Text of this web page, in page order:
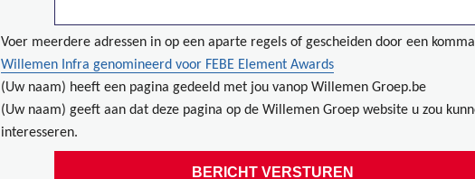
Voer meerdere adressen in op een aparte regels of gescheiden door een
Willemen Infra genomineerd voor FEBE Element Awards
(Uw naam) heeft een pagina gedeeld met jou vanop Willemen Groep.be
(Uw naam) geeft aan dat deze pagina op de Willemen Groep website u zou
interesseren.